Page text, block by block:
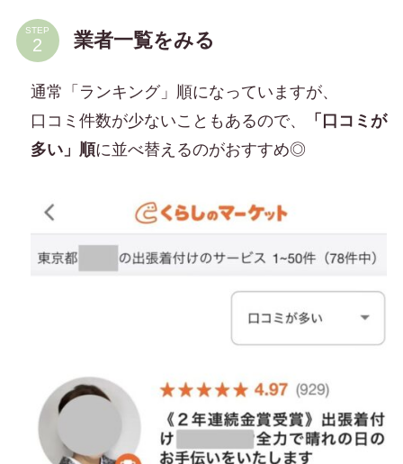
STEP 業者一覧をみる
通常「ランキング」順になっていますが、
口コミ件数が少ないこともあるので、
「口コミが
多い」順に並べ替えるのがおすすめ◎